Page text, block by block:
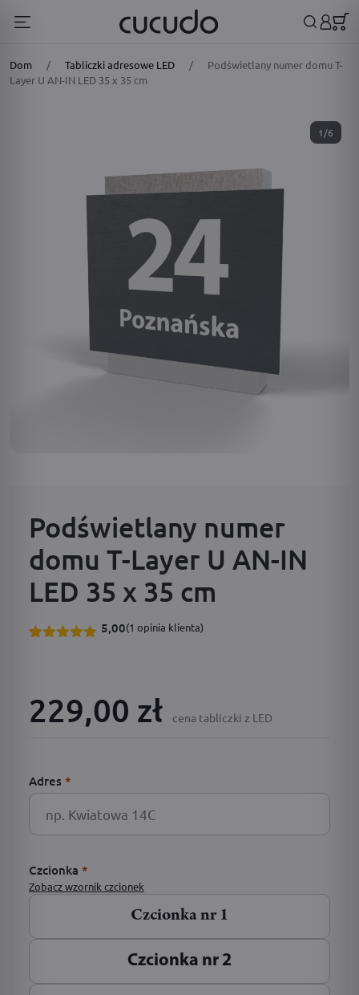
Dom / Tabliczki adresowe LED /
Podświetlany numer domu T-
Layer U AN-IN LED 35 x 35 cm
1/6
Podświetlany numer
domu T-Layer U AN-IN
LED 35 x 35 cm
oceny
klienta
5,00(1 opinia klienta)
229,00 zł cena tabliczki z LED
Adres *
Czcionka *
Zobacz wzornik czcionek
Czcionka nr 1
Czcionka nr 2